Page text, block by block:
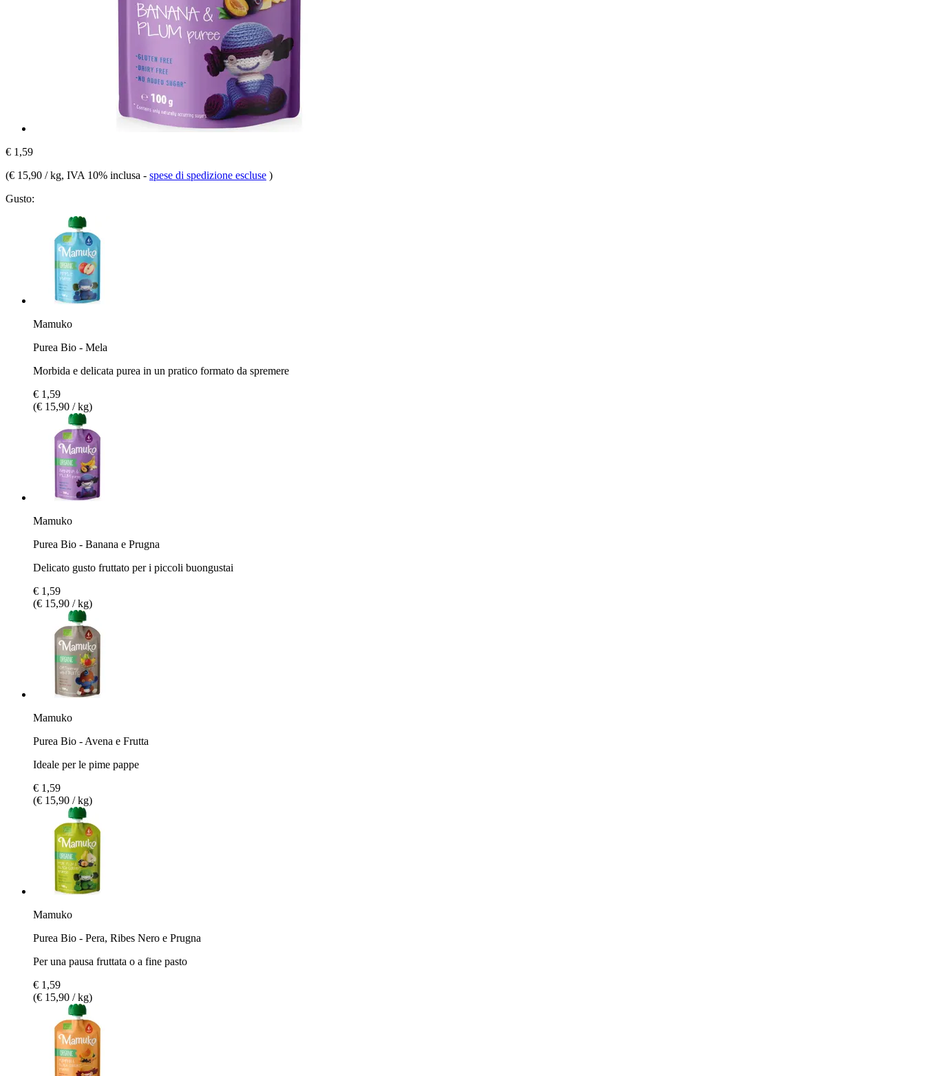
€ 1,59
(€ 15,90 / kg, IVA 10% inclusa - spese di spedizione escluse )
Gusto:
Mamuko
Purea Bio - Mela
Morbida e delicata purea in un pratico formato da spremere
€ 1,59
(€ 15,90 / kg)
Mamuko
Purea Bio - Banana e Prugna
Delicato gusto fruttato per i piccoli buongustai
€ 1,59
(€ 15,90 / kg)
Mamuko
Purea Bio - Avena e Frutta
Ideale per le pime pappe
€ 1,59
(€ 15,90 / kg)
Mamuko
Purea Bio - Pera, Ribes Nero e Prugna
Per una pausa fruttata o a fine pasto
€ 1,59
(€ 15,90 / kg)